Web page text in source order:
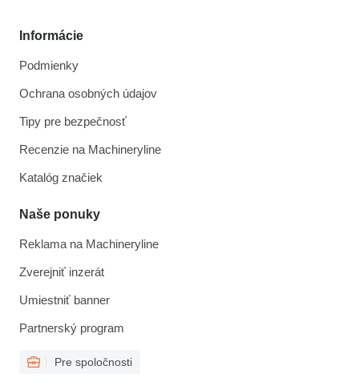
Informácie
Podmienky
Ochrana osobných údajov
Tipy pre bezpečnosť
Recenzie na Machineryline
Katalóg značiek
Naše ponuky
Reklama na Machineryline
Zverejniť inzerát
Umiestniť banner
Partnerský program
Pre spoločnosti